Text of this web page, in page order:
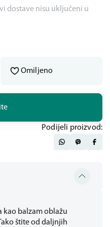
kao balzam oblažu
štite od daljnjih
dostave nisu uključeni u
Omiljeno
Podijeli proizvod: